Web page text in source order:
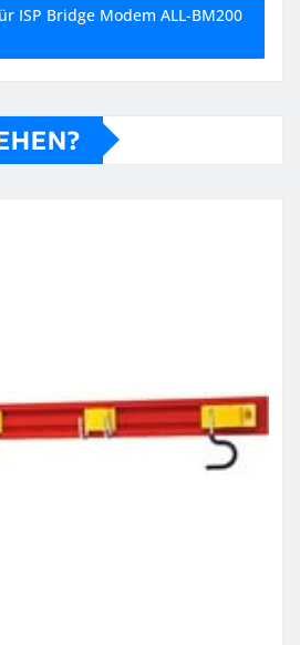
ISP Bridge Modem ALL-BM200